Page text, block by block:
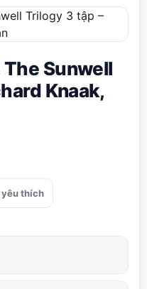
Sunwell
Knaak,
yêu thích